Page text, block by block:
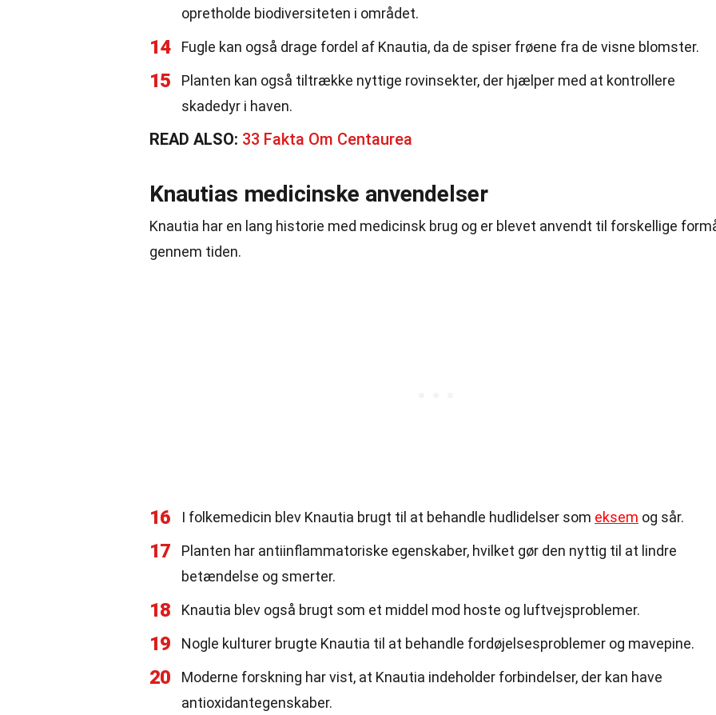
opretholde biodiversiteten i området.
14 Fugle kan også drage fordel af Knautia, da de spiser frøene fra de visne blomster.
15
Planten kan også tiltrække nyttige rovinsekter, der hjælper med at kontrollere
skadedyr i haven.
READ ALSO: 33 Fakta Om Centaurea
Knautias medicinske anvendelser
Knautia har en lang historie med medicinsk brug og er blevet anvendt til forskellige
gennem tiden.
16 I folkemedicin blev Knautia brugt til at behandle hudlidelser som eksem og sår.
17
Planten har antiinflammatoriske egenskaber, hvilket gør den nyttig til at lindre
betændelse og smerter.
18 Knautia blev også brugt som et middel mod hoste og luftvejsproblemer.
19 Nogle kulturer brugte Knautia til at behandle fordøjelsesproblemer og mavepine.
20
Moderne forskning har vist, at Knautia indeholder forbindelser, der kan have
antioxidantegenskaber.